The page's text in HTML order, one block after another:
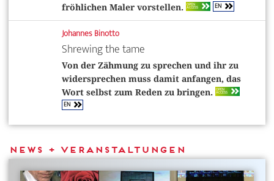
fröhlichen Maler vorstellen. OPEN
ACCESS EN
Johannes Binotto
Shrewing the tame
Von der Zähmung zu sprechen und ihr zu
widersprechen muss damit anfangen, das
Wort selbst zum Reden zu bringen. OPEN
ACCESS
EN
News + Veranstaltungen